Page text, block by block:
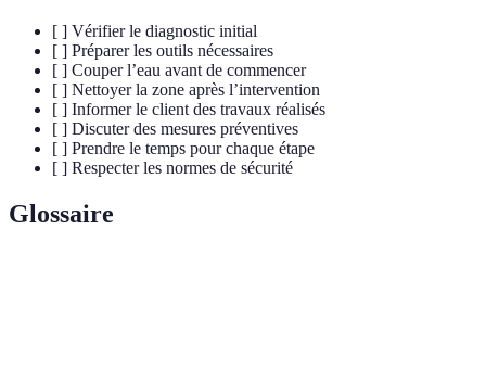
[ ] Vérifier le diagnostic initial
[ ] Préparer les outils nécessaires
[ ] Couper l’eau avant de commencer
[ ] Nettoyer la zone après l’intervention
[ ] Informer le client des travaux réalisés
[ ] Discuter des mesures préventives
[ ] Prendre le temps pour chaque étape
[ ] Respecter les normes de sécurité
Glossaire